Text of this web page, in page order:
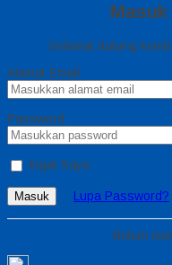
Selamat datang
Alamat Email
Password
Ingat Saya
Masuk Lupa Password?
Belum